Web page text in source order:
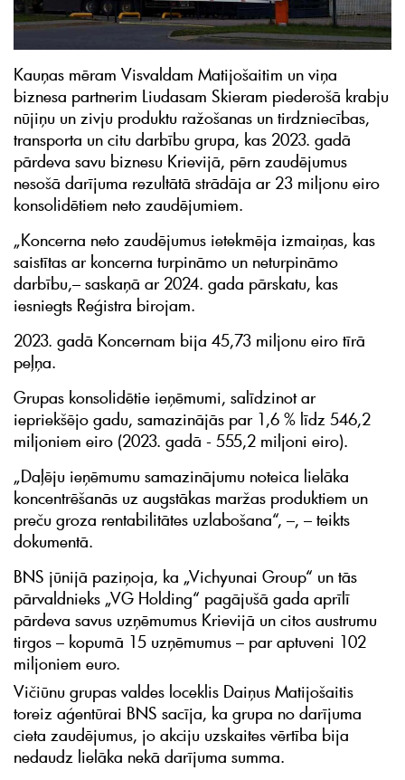
Kauņas mēram Visvaldam Matijošaitim un viņa
biznesa partnerim Liudasam Skieram piederošā krabju
nūjiņu un zivju produktu ražošanas un tirdzniecības,
transporta un citu darbību grupa, kas 2023. gadā
pārdeva savu biznesu Krievijā, pērn zaudējumus
nesošā darījuma rezultātā strādāja ar 23 miljonu eiro
konsolidētiem neto zaudējumiem.
„Koncerna neto zaudējumus ietekmēja izmaiņas, kas
saistītas ar koncerna turpināmo un neturpināmo
darbību,– saskaņā ar 2024. gada pārskatu, kas
iesniegts Reģistra birojam.
2023. gadā Koncernam bija 45,73 miljonu eiro tīrā
peļņa.
Grupas konsolidētie ieņēmumi, salīdzinot ar
iepriekšējo gadu, samazinājās par 1,6 % līdz 546,2
miljoniem eiro (2023. gadā - 555,2 miljoni eiro).
„Daļēju ieņēmumu samazinājumu noteica lielāka
koncentrēšanās uz augstākas maržas produktiem un
preču groza rentabilitātes uzlabošana“, –, – teikts
dokumentā.
BNS jūnijā paziņoja, ka „Vichyunai Group“ un tās
pārvaldnieks „VG Holding“ pagājušā gada aprīlī
pārdeva savus uzņēmumus Krievijā un citos austrumu
tirgos – kopumā 15 uzņēmumus – par aptuveni 102
miljoniem euro.
Vičiūnu grupas valdes loceklis Daiņus Matijošaitis
toreiz aģentūrai BNS sacīja, ka grupa no darījuma
cieta zaudējumus, jo akciju uzskaites vērtība bija
nedaudz lielāka nekā darījuma summa.